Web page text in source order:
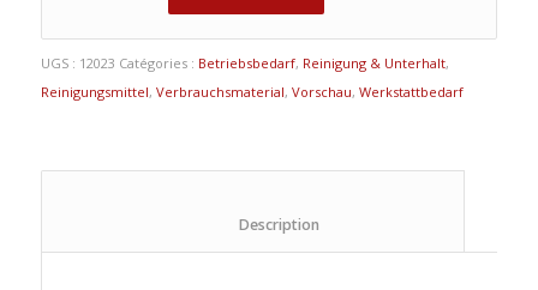
UGS : 12023 Catégories : Betriebsbedarf, Reinigung & Unterhalt,
Reinigungsmittel, Verbrauchsmaterial, Vorschau, Werkstattbedarf